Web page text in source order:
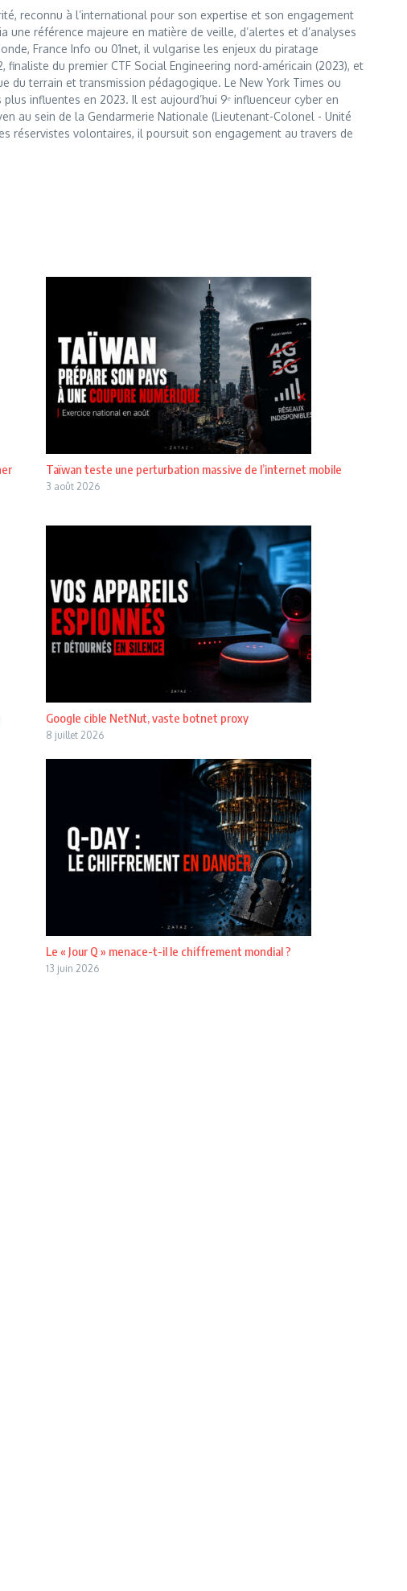
reconnu à l’international pour son expertise et son engagement
référence majeure en matière de veille, d’alertes et d’analyses
France Info ou 01net, il vulgarise les enjeux du piratage
du premier CTF Social Engineering nord-américain (2023), et
du terrain et transmission pédagogique. Le New York Times ou
influentes en 2023. Il est aujourd’hui 9ᵉ influenceur cyber en
au sein de la Gendarmerie Nationale (Lieutenant-Colonel - Unité
réservistes volontaires, il poursuit son engagement au travers de
Taïwan teste une perturbation massive de l’internet mobile
3 août 2026
Google cible NetNut, vaste botnet proxy
8 juillet 2026
Le « Jour Q » menace-t-il le chiffrement mondial ?
13 juin 2026